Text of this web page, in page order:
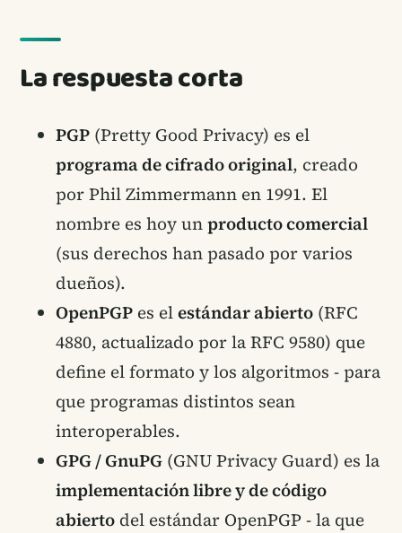
La respuesta corta
PGP (Pretty Good Privacy) es el
programa de cifrado original, creado
por Phil Zimmermann en 1991. El
nombre es hoy unproducto comercial
(sus derechos han pasado por varios
dueños).
OpenPGP es elestándar abierto (RFC
4880, actualizado por la RFC 9580) que
define el formato y los algoritmos - para
que programas distintos sean
interoperables.
GPG / GnuPG (GNU Privacy Guard) es la
implementación libre y de código
abierto del estándar OpenPGP - la que